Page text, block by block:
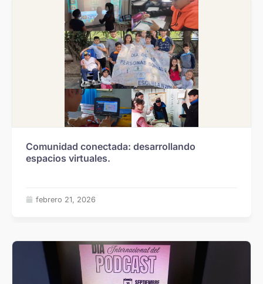
Comunidad conectada: desarrollando
espacios virtuales.
febrero 21, 2026